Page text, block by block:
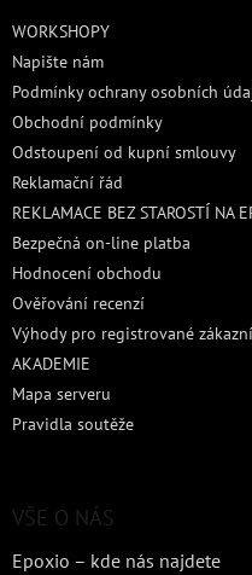
WORKSHOPY
Napište nám
Podmínky ochrany osobních
Obchodní podmínky
Odstoupení od kupní smlouvy
Reklamační řád
REKLAMACE BEZ STAROSTÍ NA
Bezpečná on-line platba
Hodnocení obchodu
Ověřování recenzí
Výhody pro registrované
AKADEMIE
Mapa serveru
Pravidla soutěže
VŠE O NÁS
Epoxio – kde nás najdete